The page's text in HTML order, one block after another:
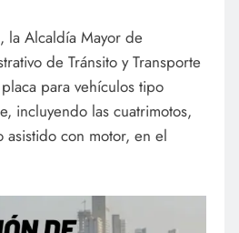
Alcaldía Mayor de
de Tránsito y Transporte
para vehículos tipo
incluyendo las cuatrimotos,
con motor, en el